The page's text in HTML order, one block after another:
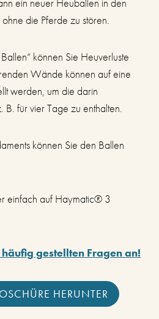
die Pferde zu stören.
können Sie Heuverluste
Wände können auf eine
werden, um die darin
für vier Tage zu enthalten.
können Sie den Ballen
einfach auf Haymatic® 3
häufig gestellten Fragen an!
HERUNTER